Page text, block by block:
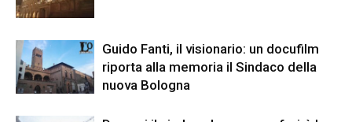
Guido Fanti, il visionario: un docufilm
riporta alla memoria il Sindaco della
nuova Bologna